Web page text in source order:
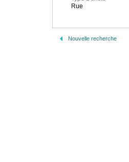
Rue
Nouvelle recherche